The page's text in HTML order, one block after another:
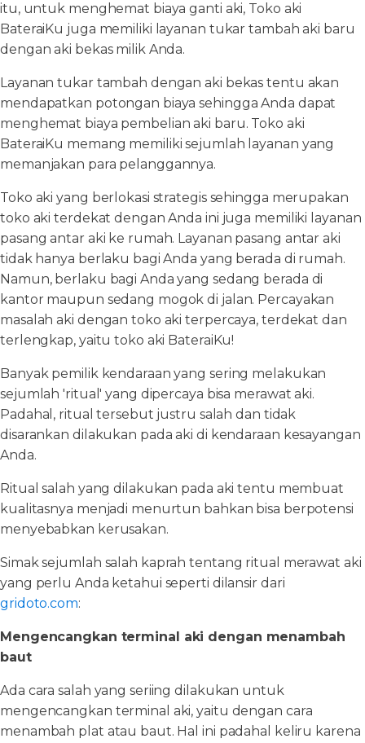
itu, untuk menghemat biaya ganti aki, Toko aki
BateraiKu juga memiliki layanan tukar tambah aki baru
dengan aki bekas milik Anda.
Layanan tukar tambah dengan aki bekas tentu akan
mendapatkan potongan biaya sehingga Anda dapat
menghemat biaya pembelian aki baru. Toko aki
BateraiKu memang memiliki sejumlah layanan yang
memanjakan para pelanggannya.
Toko aki yang berlokasi strategis sehingga merupakan
toko aki terdekat dengan Anda ini juga memiliki layanan
pasang antar aki ke rumah. Layanan pasang antar aki
tidak hanya berlaku bagi Anda yang berada di rumah.
Namun, berlaku bagi Anda yang sedang berada di
kantor maupun sedang mogok di jalan. Percayakan
masalah aki dengan toko aki terpercaya, terdekat dan
terlengkap, yaitu toko aki BateraiKu!
Banyak pemilik kendaraan yang sering melakukan
sejumlah 'ritual' yang dipercaya bisa merawat aki.
Padahal, ritual tersebut justru salah dan tidak
disarankan dilakukan pada aki di kendaraan kesayangan
Anda.
Ritual salah yang dilakukan pada aki tentu membuat
kualitasnya menjadi menurtun bahkan bisa berpotensi
menyebabkan kerusakan.
Simak sejumlah salah kaprah tentang ritual merawat aki
yang perlu Anda ketahui seperti dilansir dari
gridoto.com:
Mengencangkan terminal aki dengan menambah
baut
Ada cara salah yang seriing dilakukan untuk
mengencangkan terminal aki, yaitu dengan cara
menambah plat atau baut. Hal ini padahal keliru karena